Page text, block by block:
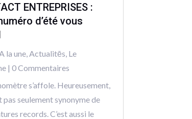
ENTREPRISES :
d’été vous
A la une, Actualitēs Le
| 0 Commentaires
s’affole. Heureusement,
pas seulement synonyme de
records. C’est aussi le